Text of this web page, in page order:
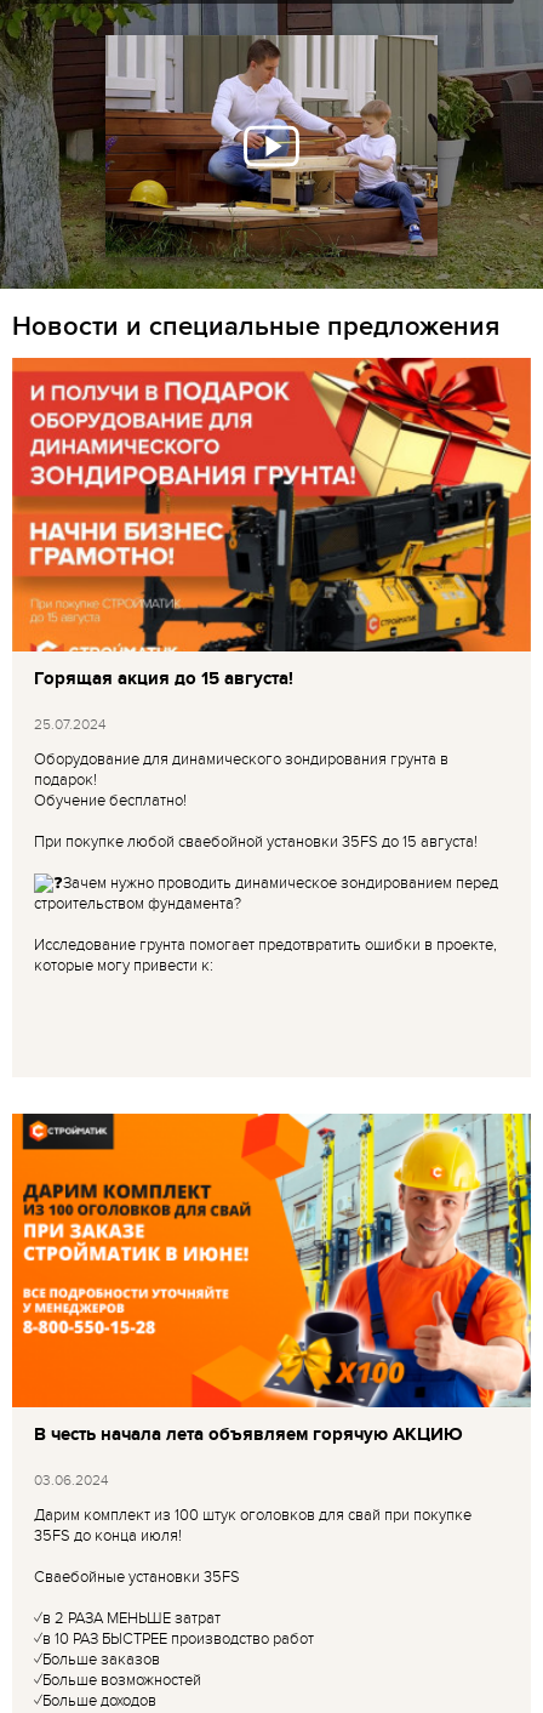
Новости и специальные предложения
Горящая акция до 15 августа!
25.07.2024
Оборудование для динамического зондирования грунта в
подарок!
Обучение бесплатно!
При покупке любой сваебойной установки 35FS до 15 августа!
Зачем нужно проводить динамическое зондированием перед
строительством фундамента?
Исследование грунта помогает предотвратить ошибки в проекте,
которые могу привести к:
В честь начала лета объявляем горячую АКЦИЮ
03.06.2024
Дарим комплект из 100 штук оголовков для свай при покупке
35FS до конца июля!
Сваебойные установки 35FS
✓в 2 РАЗА МЕНЬШЕ затрат
✓в 10 РАЗ БЫСТРЕЕ производство работ
✓Больше заказов
✓Больше возможностей
✓Больше доходов